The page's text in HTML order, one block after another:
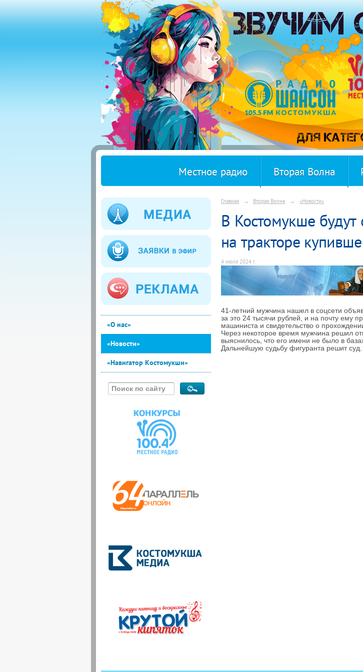
Местное радио Вторая Волна
«О нас»
«Новости»
«Навигатор Костомукши»
Главная → Вторая Волна → «Новости»
В Костомукше
на тракторе
4 июля 2024 г.
41-летний мужчина нашел в соцсети
за это 24 тысячи рублей, и на почту ему
машиниста и свидетельство о
Через некоторое время мужчина решил
выяснилось, что его имени не было в
Дальнейшую судьбу фигуранта решит